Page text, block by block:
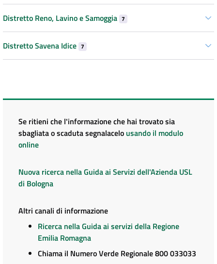
Distretto Reno, Lavino e Samoggia 7
Distretto Savena Idice 7
Se ritieni che l'informazione che hai trovato sia
sbagliata o scaduta segnalacelo usando il modulo
online
Nuova ricerca nella Guida ai Servizi dell'Azienda USL
di Bologna
Altri canali di informazione
Ricerca nella Guida ai servizi della Regione
Emilia Romagna
Chiama il Numero Verde Regionale 800 033033